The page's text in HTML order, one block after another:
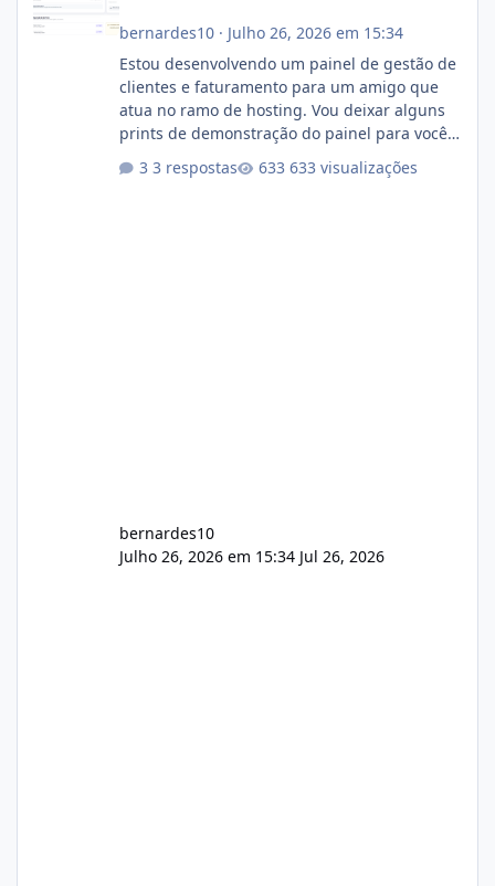
bernardes10· Julho 26, 2026 em 15:34
Estou desenvolvendo um painel de gestão de
clientes e faturamento para um amigo que
atua no ramo de hosting. Vou deixar alguns
prints de demonstração do painel para vocês
com cerca de 80% concluído e conta com
3 respostas 633 visualizações
bernardes10
Julho 26, 2026 em 15:34 Jul 26, 2026